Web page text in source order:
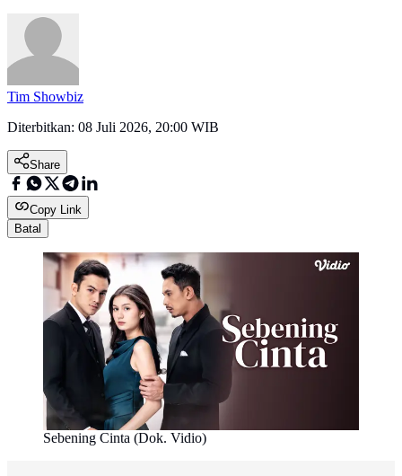
Tim Showbiz
Diterbitkan: 08 Juli 2026, 20:00 WIB
Share
Copy Link
Batal
Sebening Cinta (Dok. Vidio)